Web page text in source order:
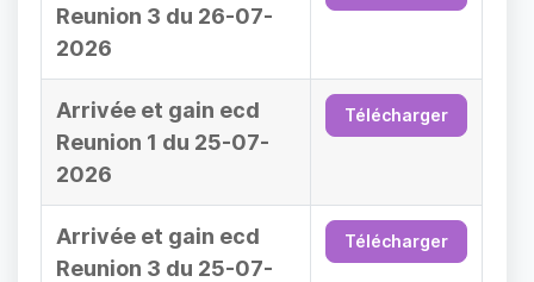
Reunion 3 du 26-07-
2026
Arrivée et gain ecd
Reunion 1 du 25-07-
2026
Télécharger
Arrivée et gain ecd
Reunion 3 du 25-07-
Télécharger